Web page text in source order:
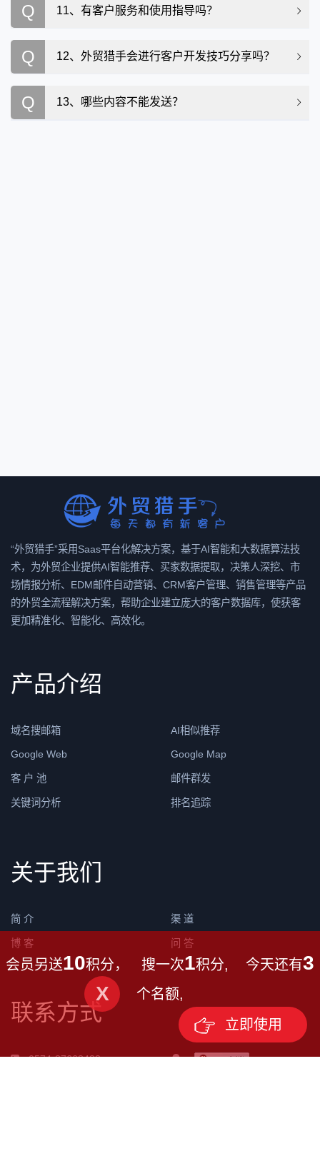
Q 11、有客户服务和使用指导吗？
Q 12、外贸猎手会进行客户开发技巧分享吗？
Q 13、哪些内容不能发送？
“外贸猎手”采用Saas平台化解决方案，基于AI智能和大数据算法技
术，为外贸企业提供AI智能推荐、买家数据提取，决策人深挖、市
场情报分析、EDM邮件自动营销、CRM客户管理、销售管理等产品
的外贸全流程解决方案，帮助企业建立庞大的客户数据库，使获客
更加精准化、智能化、高效化。
产品介绍
域名搜邮箱 AI相似推荐
Google Web Google Map
客 户 池 邮件群发
关键词分析 排名追踪
关于我们
简 介 渠 道
博 客 问 答
联系方式
0574-87668433
会员另送10积分， 搜一次1积分, 今天还有3
个名额,
立即使用
X